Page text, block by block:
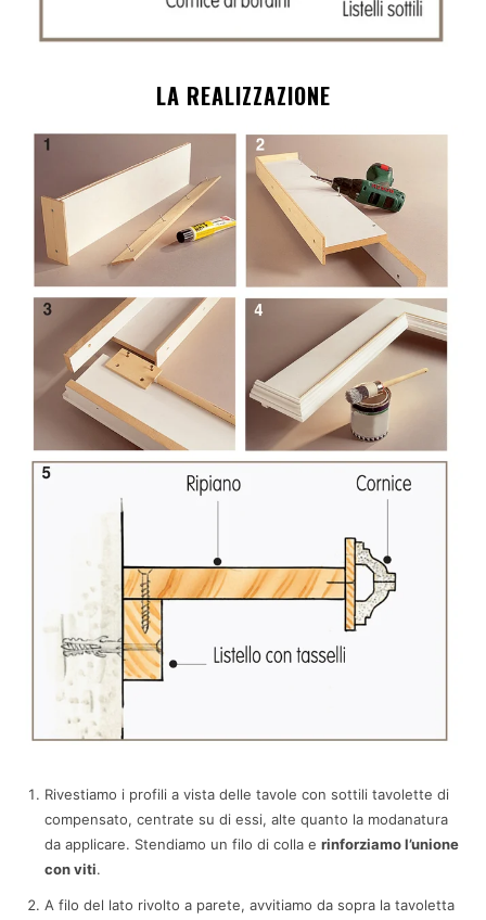
LA REALIZZAZIONE
Rivestiamo i profili a vista delle tavole con sottili tavolette di
compensato, centrate su di essi, alte quanto la modanatura
da applicare. Stendiamo un filo di colla e rinforziamo l’unione
con viti.
A filo del lato rivolto a parete, avvitiamo da sopra la tavoletta